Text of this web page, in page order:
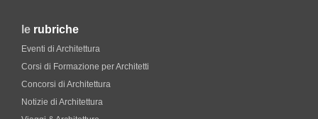
le rubriche
Eventi di Architettura
Corsi di Formazione per Architetti
Concorsi di Architettura
Notizie di Architettura